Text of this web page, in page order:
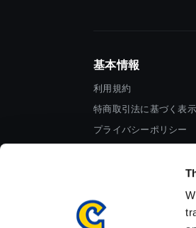
基本情報
利用規約
特商取引法に基づく表示
プライバシーポリシー